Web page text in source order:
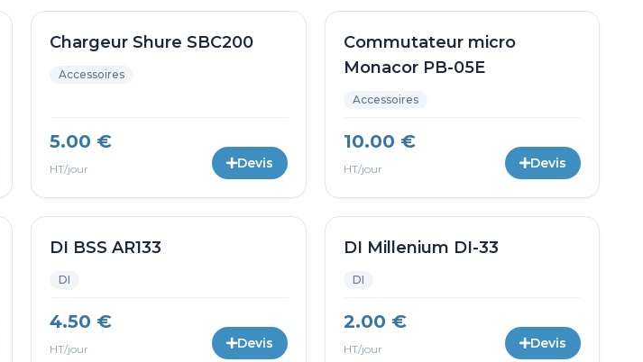
Chargeur Shure SBC200
Accessoires
5.00 €
HT/jour Devis
Commutateur micro
Monacor PB-05E
Accessoires
10.00 €
HT/jour Devis
DI BSS AR133
DI
4.50 €
HT/jour Devis
DI Millenium DI-33
DI
2.00 €
HT/jour Devis